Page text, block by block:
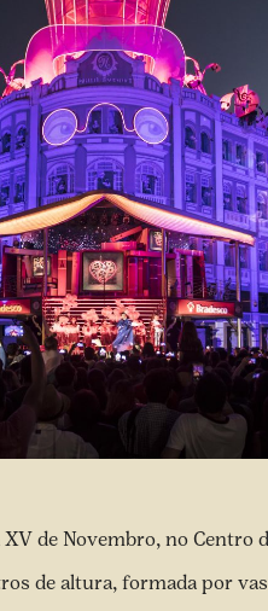
de Novembro, no Centro
de altura, formada por